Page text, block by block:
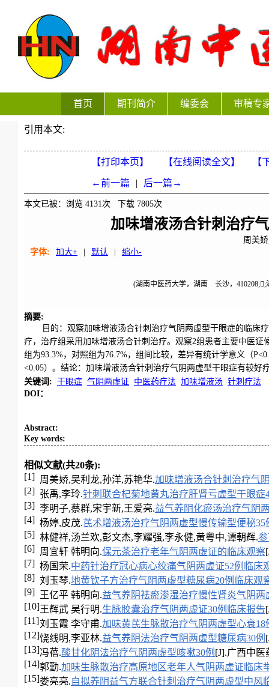
首页 期刊简介 编委会 审稿专
引用本文:
【打印本页】 【在线阅读全文】 【
←前一篇 | 后一篇→
本文已被：浏览 4131次 下载 7805次
加味增液汤合针刺治疗
周美
字体:
加大+ 默认 缩小-
(湖南中医药大学，湖南 长沙，
摘要:
目的：观察加味增液汤合针刺治疗气阴两虚型干眼症的临床
疗，治疗组采用加味增液汤合针刺治疗。观察2组患者主要中医
组为93.3%，对照组为76.7%，组间比较，差异有统计学意义（
<0.05）。结论：加味增液汤合针刺治疗气阴两虚型干眼症有较好
关键词 : 干眼症 气阴两虚证 中医药疗法 加味增液汤 针刺疗法
DOI：
Abstract:
Key words:
相似文献(共20条):
[1] 周美娇,吴利龙,孙洋,苏艳华.加味增液汤合针刺治疗气
[2] 张禹,李玲.针刺联合杞菊地黄丸治疗肝肾亏虚型干眼症
[3] 李明子,蔡群,宋宇新,王爱亮.益气养阴化瘀汤治疗气阴
[4] 杨婷,皮茂.芪术增液汤治疗气阴两虚型慢传输型便秘35
[5] 林健祥,汤兰欢,彭文杰,李耀强,李永健,黄粤中,谭朝辉.
[6] 周宜轩 韩明向.保元茶治疗老年气阴两虚证的临床观察
[7] 杨国荣.中药针治疗冠心病心绞痛气阴两虚证52例临床
[8] 刘玉琴.地黄钦子方治疗气阴两虚型糖尿病20例临床观
[9] 王亿平 韩明向.益气养阴祛瘀渗湿治疗慢性肾炎气阴两
[10]王辉武 吴行明.生脉胶囊治疗气阴两虚证30例临床报告
[11]刘玉霞 李守甫.加味黄芪生脉散治疗气阴两虚型心衰18
[12]饶线明,李亚林.益气养阴法治疗气阴两虚型糖尿病30例
[13]冯蓓.酸甘化阴法治疗气阴两虚型咳嗽30例 [J].广西中医
[14]郭勤.加味生脉散治疗高原地区老年人气阴两虚证临床
[15]娄亮亮.自拟养阴益气方联合针刺治疗气阴两虚型中风